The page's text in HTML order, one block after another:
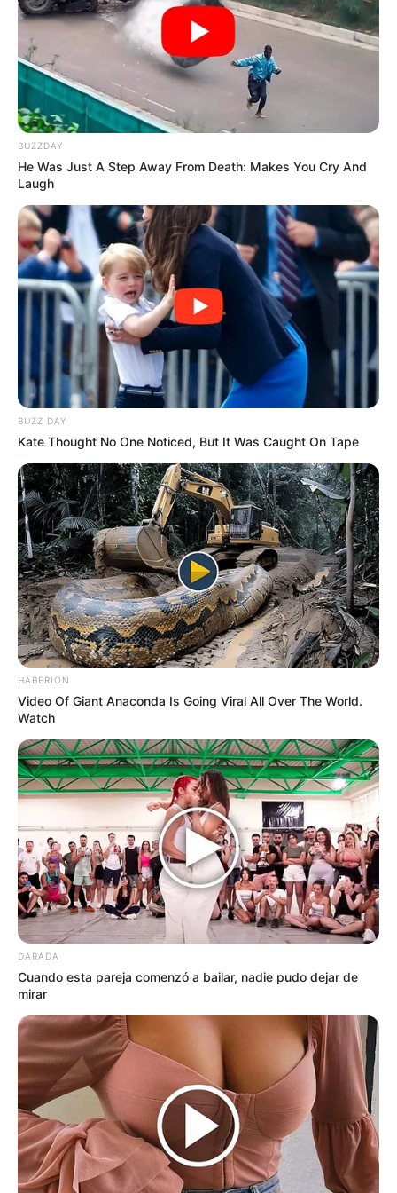
Tarjetas de Crédito Premium: El Nuevo
Símbolo del Poder Financiero en 2026
Las tarjetas de crédito premium se han
convertido en mucho más que una herramienta
de pago. En 2026, representan exclusividad,
nivel. Bancos y fintechs compiten ferozmente
mediante beneficios cada vez más lujosos y
personalizados.
BUZZDAY
He Was Just A Step Away From Death: Makes You Cry And
Laugh
BUZZ DAY
Kate Thought No One Noticed, But It Was Caught On Tape
HABERION
Video Of Giant Anaconda Is Going Viral All Over The World.
Watch
DARADA
Cuando esta pareja comenzó a bailar, nadie pudo dejar de
mirar